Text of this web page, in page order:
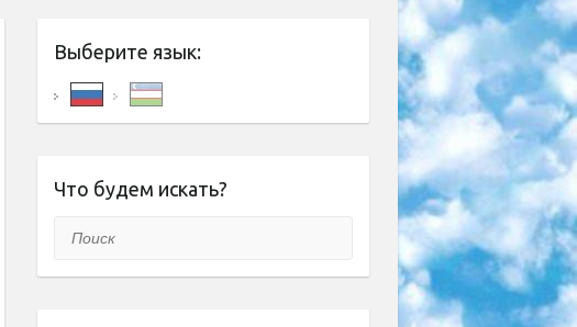
Выберите язык:
Что будем искать?
Поиск